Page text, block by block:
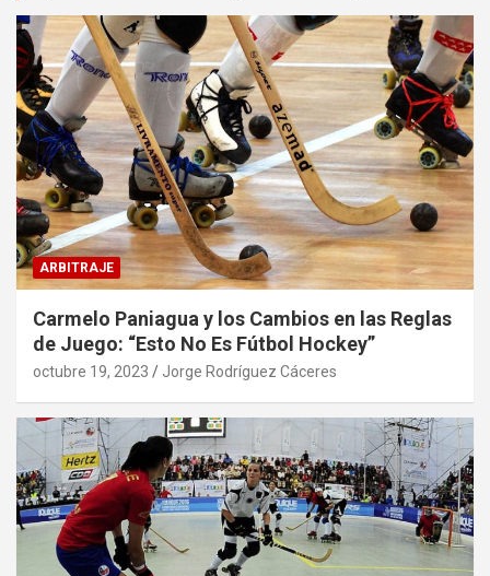
ARBITRAJE
Carmelo Paniagua y los Cambios en las Reglas
de Juego: “Esto No Es Fútbol Hockey”
octubre 19, 2023 Jorge Rodríguez Cáceres